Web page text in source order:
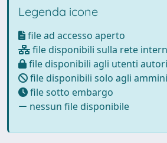
Legenda icone
file ad accesso aperto
file disponibili sulla rete
file disponibili agli utenti
file disponibili solo agli
file sotto embargo
nessun file disponibile